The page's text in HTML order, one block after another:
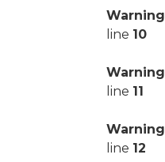
Warning
line 10
Warning
line 11
Warning
line 12